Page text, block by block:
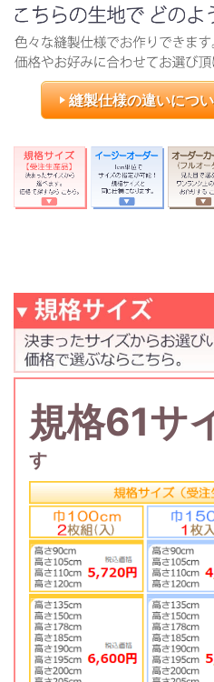
縫製仕様の違いにつ
規格61サ
す